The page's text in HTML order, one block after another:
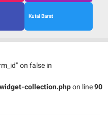
Kutai Barat
on false in
collection.phpon line90